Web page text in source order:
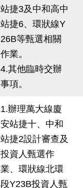
站捷3及中和高中
站捷6、環狀線Y
26B等甄選相關
作業。
4.其他臨時交辦
事項。
1.辦理萬大線廈
安站捷十、中和
站捷2設計審查及
投資人甄選作
業、環狀線北環
段Y23B投資人甄